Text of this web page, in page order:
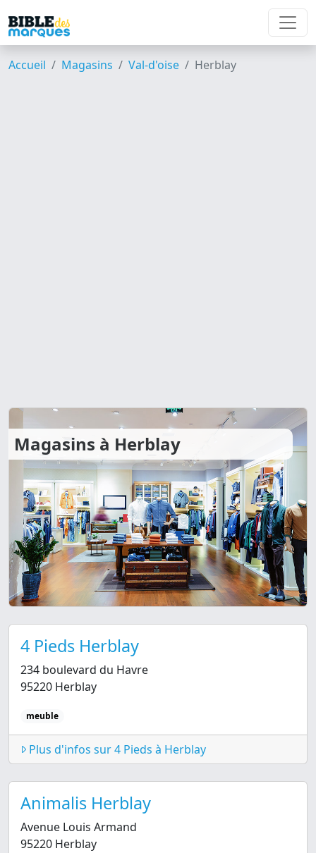
Accueil Magasins Val-d'oise Herblay
Magasins à Herblay
4 Pieds Herblay
234 boulevard du Havre
95220 Herblay
meuble
Plus d'infos sur 4 Pieds à Herblay
Animalis Herblay
Avenue Louis Armand
95220 Herblay